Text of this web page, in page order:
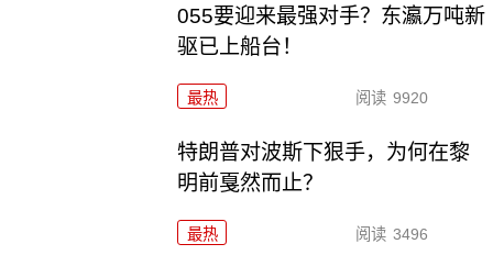
055要迎来最强对手？东瀛万吨新
驱已上船台！
最热 阅读 9920
特朗普对波斯下狠手，为何在黎
明前戛然而止？
最热 阅读 3496